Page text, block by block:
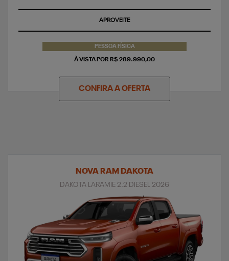
APROVEITE
PESSOA FÍSICA
À VISTA POR R$ 289.990,00
CONFIRA A OFERTA
NOVA RAM DAKOTA
DAKOTA LARAMIE 2.2 DIESEL 2026